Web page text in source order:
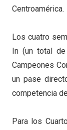
Centroamérica.
Los cuatro
In (un total
Campeones
un pase
competencia
Para los